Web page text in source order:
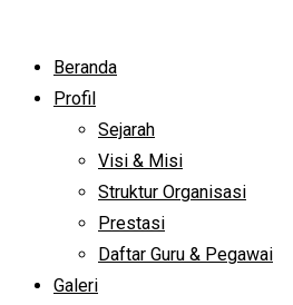
Beranda
Profil
Sejarah
Visi & Misi
Struktur Organisasi
Prestasi
Daftar Guru & Pegawai
Galeri